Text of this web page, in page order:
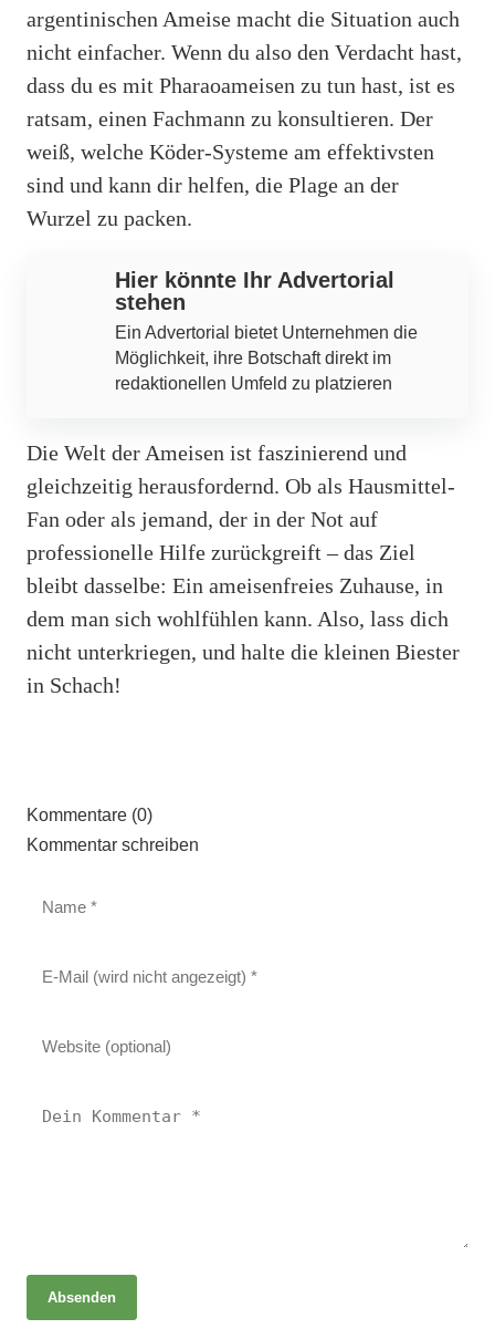
argentinischen Ameise macht die Situation auch
nicht einfacher. Wenn du also den Verdacht hast,
dass du es mit Pharaoameisen zu tun hast, ist es
ratsam, einen Fachmann zu konsultieren. Der
weiß, welche Köder-Systeme am effektivsten
sind und kann dir helfen, die Plage an der
Wurzel zu packen.
Hier könnte Ihr Advertorial
stehen
Ein Advertorial bietet Unternehmen die
Möglichkeit, ihre Botschaft direkt im
redaktionellen Umfeld zu platzieren
Die Welt der Ameisen ist faszinierend und
gleichzeitig herausfordernd. Ob als Hausmittel-
Fan oder als jemand, der in der Not auf
professionelle Hilfe zurückgreift – das Ziel
bleibt dasselbe: Ein ameisenfreies Zuhause, in
dem man sich wohlfühlen kann. Also, lass dich
nicht unterkriegen, und halte die kleinen Biester
in Schach!
Kommentare (0)
Kommentar schreiben
Absenden
07. Mai 2026